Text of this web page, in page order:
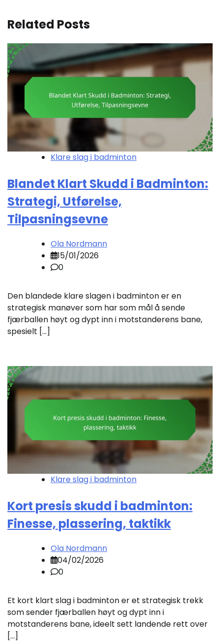
Related Posts
Klare slag i badminton
Blandet Klart Skudd i Badminton:
Strategi, Utførelse,
Tilpasningsevne
Ola Nordmann
15/01/2026
0
Den blandede klare slagen i badminton er en
strategisk manøver som har som mål å sende
fjærballen høyt og dypt inn i motstanderens bane,
spesielt […]
Klare slag i badminton
Kort presis skudd i badminton:
Finesse, plassering, taktikk
Ola Nordmann
04/02/2026
0
Et kort klart slag i badminton er et strategisk trekk
som sender fjærballen høyt og dypt inn i
motstanderens bane, ideelt sett landende rett over
[…]